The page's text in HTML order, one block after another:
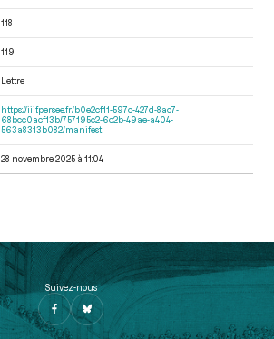
118
119
Lettre
https://iiif.persee.fr/b0e2cf11-597c-427d-8ac7-
68bcc0acf13b/757195c2-6c2b-49ae-a404-
563a8313b082/manifest
28 novembre 2025 à 11:04
Suivez-nous